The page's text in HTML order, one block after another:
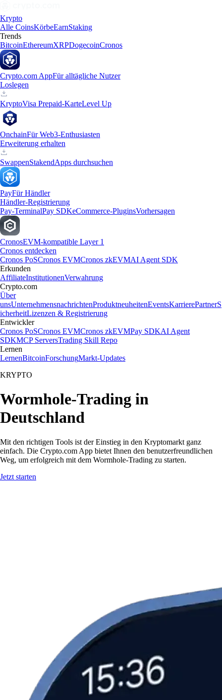
Krypto
Alle CoinsKörbeEarnStaking
Trends
BitcoinEthereumXRPDogecoinCronos
Crypto.com AppFür alltägliche Nutzer
Loslegen
KryptoVisa Prepaid-KarteLevel Up
OnchainFür Web3-Enthusiasten
Erweiterung erhalten
SwappenStakendApps durchsuchen
PayFür Händler
Händler-Registrierung
Pay-TerminalPay SDKeCommerce-PluginsVorhersagen
CronosEVM-kompatible Layer 1
Cronos entdecken
Cronos PoSCronos EVMCronos zkEVMAI Agent SDK
Erkunden
AffiliateInstitutionenVerwahrung
Crypto.com
Über
unsUnternehmensnachrichtenProduktneuheitenEventsKarrierePartnerS
icherheitLizenzen & Registrierung
Entwickler
Cronos PoSCronos EVMCronos zkEVMPay SDKAI Agent
SDKMCP ServersTrading Skill Repo
Lernen
LernenBitcoinForschungMarkt-Updates
KRYPTO
Wormhole-Trading in
Deutschland
Mit den richtigen Tools ist der Einstieg in den Kryptomarkt ganz
einfach. Die Crypto.com App bietet Ihnen den benutzerfreundlichen
Weg, um erfolgreich mit dem Wormhole-Trading zu starten.
Jetzt starten